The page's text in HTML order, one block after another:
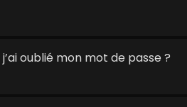
oublié mon mot de passe ?